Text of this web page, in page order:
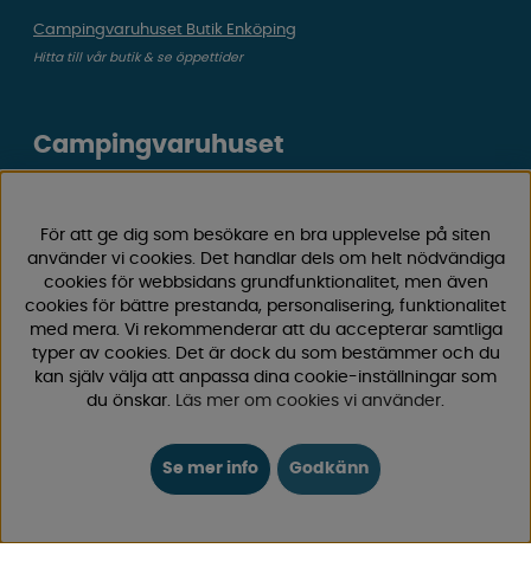
Campingvaruhuset Butik Enköping
Hitta till vår butik & se öppettider
Campingvaruhuset
campingtillbehör för husvagn, husbil och van! Med över
50 års erfarenhet är vi din självklara partner för allt inom
camping och fritid.
Hos oss hittar du allt från reservdelar till smarta tillbehör
som gör din campingupplevelse smidigare och roligare.
Vi erbjuder hög kvalitet och konkurrenskraftiga priser –
både online och i vår fysiska
Följ oss på Facebook och Instagram för inspiration,
nyheter och exklusiva erbjudanden. Campinglivet börjar
För att ge dig som besökare en bra upplevelse på siten
använder vi cookies. Det handlar dels om helt nödvändiga
cookies för webbsidans grundfunktionalitet, men även
cookies för bättre prestanda, personalisering, funktionalitet
med mera. Vi rekommenderar att du accepterar samtliga
typer av cookies. Det är dock du som bestämmer och du
kan själv välja att anpassa dina cookie-inställningar som
du önskar. Läs mer om cookies vi använder.
Se mer info Godkänn